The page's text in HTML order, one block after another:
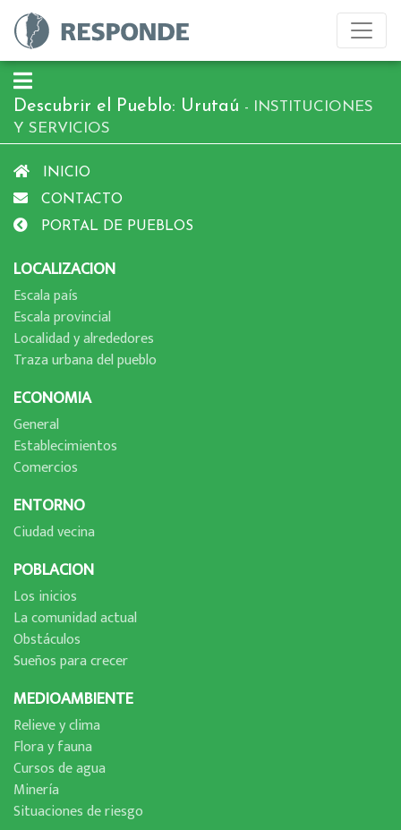
Descubrir el Pueblo: Urutaú - INSTITUCIONES
Y SERVICIOS
INICIO
CONTACTO
PORTAL DE PUEBLOS
LOCALIZACION
Escala paí­s
Escala provincial
Localidad y alrededores
Traza urbana del pueblo
ECONOMIA
General
Establecimientos
Comercios
ENTORNO
Ciudad vecina
POBLACION
Los inicios
La comunidad actual
Obstáculos
Sueños para crecer
MEDIOAMBIENTE
Relieve y clima
Flora y fauna
Cursos de agua
Minerí­a
Situaciones de riesgo